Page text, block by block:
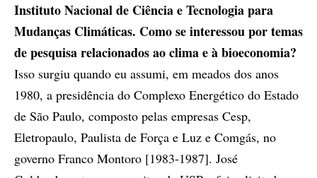
Instituto Nacional de Ciência e Tecnologia para
Mudanças Climáticas. Como se interessou por temas
de pesquisa relacionados ao clima e à bioeconomia?
Isso surgiu quando eu assumi, em meados dos anos
1980, a presidência do Complexo Energético do Estado
de São Paulo, composto pelas empresas Cesp,
Eletropaulo, Paulista de Força e Luz e Comgás, no
governo Franco Montoro [1983-1987]. José